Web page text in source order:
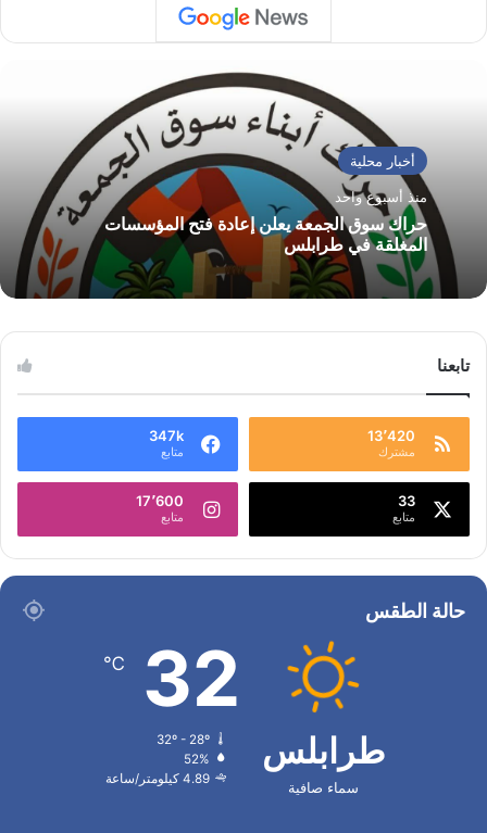
أخبار محلية
منذ أسبوع واحد
حراك سوق الجمعة يعلن إعادة فتح المؤسسات
المغلقة في طرابلس
تابعنا
13٬420
مشترك
347k
متابع
33
متابع
17٬600
متابع
حالة الطقس
طرابلس
سماء صافية
32
℃
32º - 28º
52%
4.89 كيلومتر/ساعة